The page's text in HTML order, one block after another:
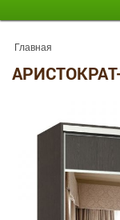
Главная